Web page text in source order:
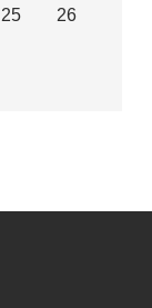
25 26